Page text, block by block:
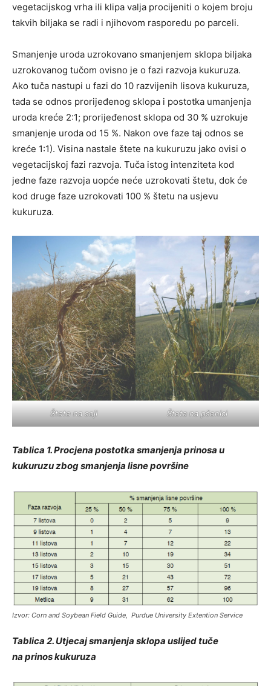
vegetacijskog vrha ili klipa valja procijeniti o kojem broju
takvih biljaka se radi i njihovom rasporedu po parceli.
Smanjenje uroda uzrokovano smanjenjem sklopa biljaka
uzrokovanog tučom ovisno je o fazi razvoja kukuruza.
Ako tuča nastupi u fazi do 10 razvijenih lisova kukuruza,
tada se odnos prorijeđenog sklopa i postotka umanjenja
uroda kreće 2:1; prorijeđenost sklopa od 30 % uzrokuje
smanjenje uroda od 15 %. Nakon ove faze taj odnos se
kreće 1:1). Visina nastale štete na kukuruzu jako ovisi o
vegetacijskoj fazi razvoja. Tuča istog intenziteta kod
jedne faze razvoja uopće neće uzrokovati štetu, dok će
kod druge faze uzrokovati 100 % štetu na usjevu
kukuruza.
Štete na soji Šteta na pšenici
Tablica 1. Procjena postotka smanjenja prinosa u
kukuruzu zbog smanjenja lisne površine
Izvor: Corn and Soybean Field Guide, Purdue University Extention Service
Tablica 2. Utjecaj smanjenja sklopa uslijed tuče
na prinos kukuruza